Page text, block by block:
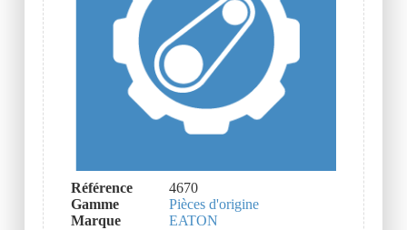
Référence
4670
Gamme
Pièces d'origine
Marque
EATON